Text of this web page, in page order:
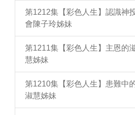
第1212集【彩色人生】認識神
會陳子玲姊妹
第1211集【彩色人生】主恩的
慧姊妹
第1210集【彩色人生】患難中
淑慧姊妹